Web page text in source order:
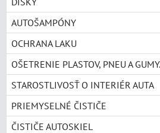
AUTOŠAMPÓNY
OCHRANA LAKU
OŠETRENIE PLASTOV, PNEU A GUMY.
STAROSTLIVOSŤ O INTERIÉR AUTA
PRIEMYSELNÉ ČISTIČE
ČISTIČE AUTOSKIEL